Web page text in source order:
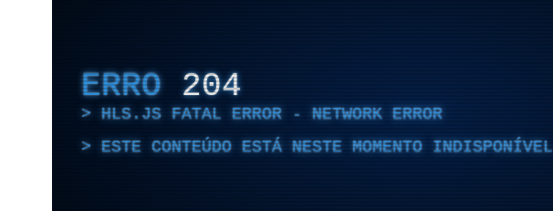
ERRO 204
HLS.JS FATAL ERROR - NETWORK ERROR
ESTE CONTEÚDO ESTÁ NESTE MOMENTO INDISPONÍVEL